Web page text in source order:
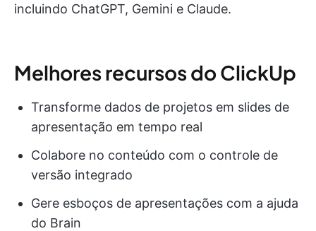
incluindo ChatGPT, Gemini e Claude.
Melhores recursos do ClickUp
Transforme dados de projetos em slides de
apresentação em tempo real
Colabore no conteúdo com o controle de
versão integrado
Gere esboços de apresentações com a ajuda
do Brain